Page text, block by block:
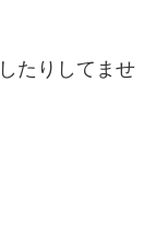
たりしてませ